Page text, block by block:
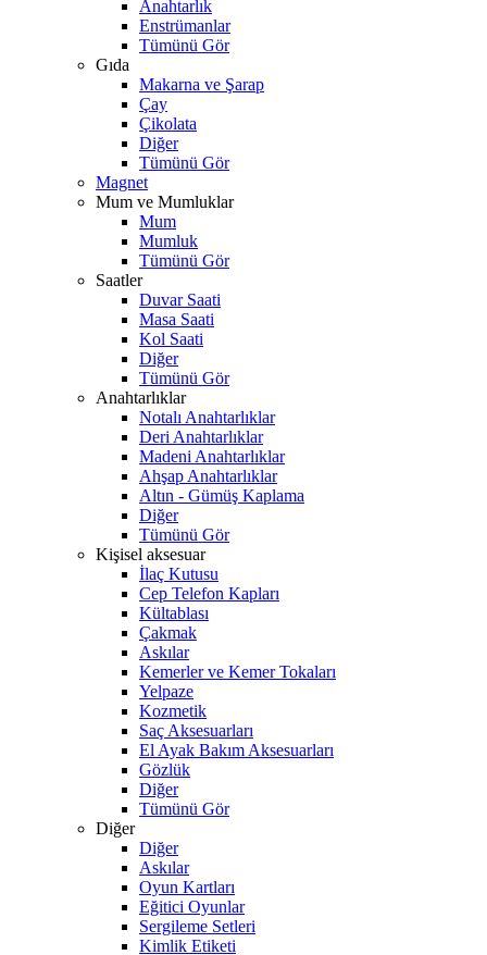
Anahtarlık
Enstrümanlar
Tümünü Gör
Gıda
Makarna ve Şarap
Çay
Çikolata
Diğer
Tümünü Gör
Magnet
Mum ve Mumluklar
Mum
Mumluk
Tümünü Gör
Saatler
Duvar Saati
Masa Saati
Kol Saati
Diğer
Tümünü Gör
Anahtarlıklar
Notalı Anahtarlıklar
Deri Anahtarlıklar
Madeni Anahtarlıklar
Ahşap Anahtarlıklar
Altın - Gümüş Kaplama
Diğer
Tümünü Gör
Kişisel aksesuar
İlaç Kutusu
Cep Telefon Kapları
Kültablası
Çakmak
Askılar
Kemerler ve Kemer Tokaları
Yelpaze
Kozmetik
Saç Aksesuarları
El Ayak Bakım Aksesuarları
Gözlük
Diğer
Tümünü Gör
Diğer
Diğer
Askılar
Oyun Kartları
Eğitici Oyunlar
Sergileme Setleri
Kimlik Etiketi